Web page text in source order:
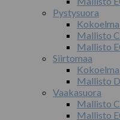
Pystysuora
Mallisto
Mallisto
Siirtomaa
Mallisto
Vaakasuora
Mallisto
Mallisto